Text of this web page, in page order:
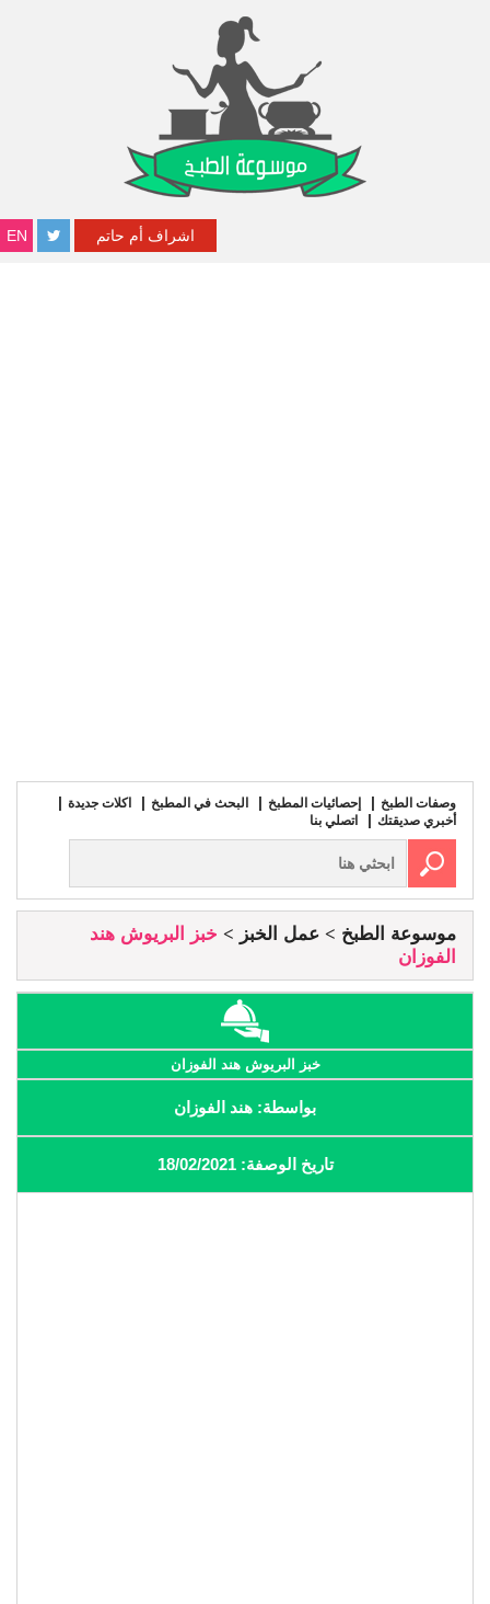
EN اشراف أم حاتم
وصفات الطبخ إحصائيات المطبخ البحث في المطبخ
اكلات جديدة
أخبري صديقتك
اتصلي بنا
موسوعة الطبخ عمل الخبز
خبز البريوش هند
الفوزان
خبز البريوش هند الفوزان
بواسطة: هند الفوزان
تاريخ الوصفة: 18/02/2021